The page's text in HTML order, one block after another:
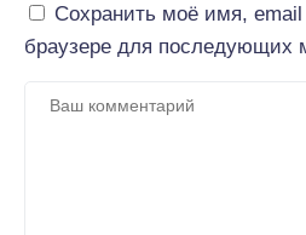
Сохранить моё имя,
браузере для последующих